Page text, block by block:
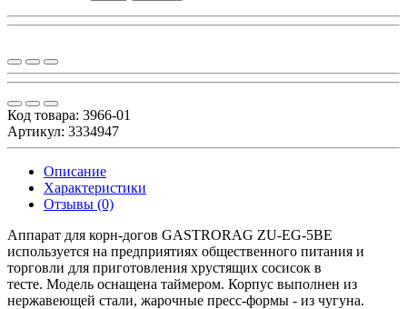
Код товара: 3966-01
Артикул: 3334947
Описание
Характеристики
Отзывы (0)
Аппарат для корн-догов GASTRORAG ZU-EG-5BE
используется на предприятиях общественного питания и
торговли для приготовления хрустящих сосисок в
тесте. Модель оснащена таймером. Корпус выполнен из
нержавеющей стали, жарочные пресс-формы - из чугуна.